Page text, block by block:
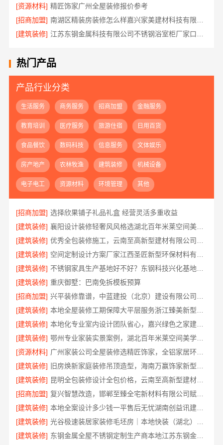
[资源材料] 精匠饰家广州全屋装修报价参考
[招商加盟]
[建筑装修]
热门产品
产品行业分类
生活服务 商务服务 招商加盟 金融服务
教育培训 医疗服务 旅游住宿 日用百货
食品餐饮 数码科技 信息服务 文体娱乐
房产地产 农林牧渔 建筑装修 机械设备
电子电工 资源材料 环境管理 其他
[招商加盟] 选择欣果铺子礼品礼盒 经营灵活多重收益
[建筑装修]
襄阳设计装修轻奢风风格选湖北百年米莱空间美学装饰材料有限公司
[建筑装修]
[建筑装修]
[建筑装修]
[建筑装修] 重庆御墅：巴南免拆模板预算
[招商加盟]
[建筑装修]
[建筑装修]
本地化专业室内设计团队省心，嘉兴绿色之家建材科技全程托管
[建筑装修]
鄂州专业家装实景案例，湖北百年米莱空间美学装饰材料有限公司
[资源材料]
广州家装公司全屋装修选精匠饰家，全铝家居环保零甲醛
[建筑装修]
[建筑装修]
昆明全包装修设计全包价格，云南至高新型建材有限公司
[招商加盟]
复兴智慧改造，邯郸至臻全宅新材料有限公司赋能居住新体验
[建筑装修]
本地全案设计多少钱一平售后无忧湖南创益讯建筑有限公司
[建筑装修]
[建筑装修]
东钢金属全屋不锈钢定制生产商本地江苏东钢金属科技有限公司